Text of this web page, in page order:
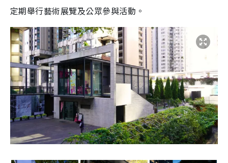
定期舉行藝術展覽及公眾參與活動。